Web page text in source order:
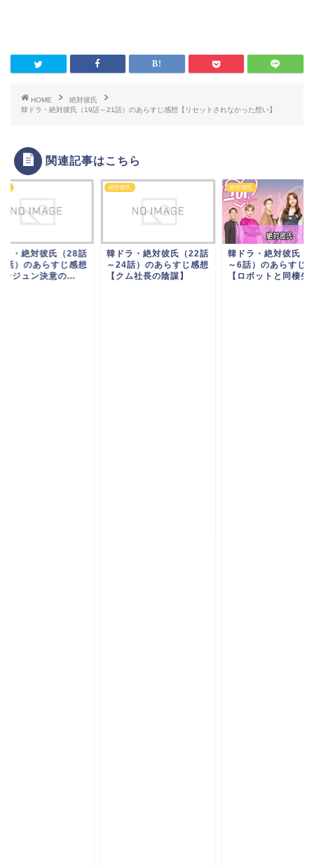
HOME
絶対彼氏
韓ドラ・絶対彼氏（19話～21話）のあらすじ感想【リセットされなかった想い】
関連記事はこちら
ラ・絶対彼氏（28話
話）のあらすじ感想
ンジュン決意の...
絶対彼氏
韓ドラ・絶対彼氏（22話
～24話）のあらすじ感想
【クム社長の陰謀】
絶対彼氏
韓ドラ・絶対彼氏（
～6話）のあらすじ
【ロボットと同棲生